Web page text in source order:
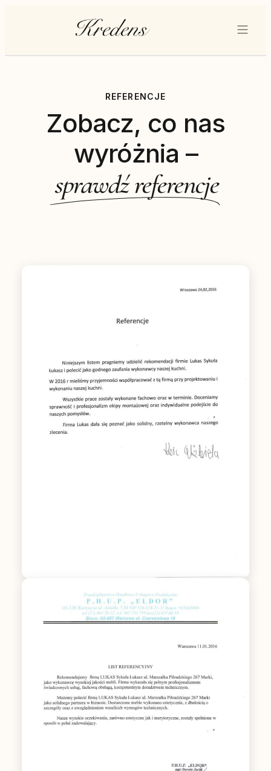
REFERENCJE
Zobacz, co nas
wyróżnia –
sprawdź referencje